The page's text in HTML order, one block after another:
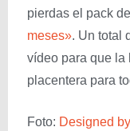
pierdas el pack
meses». Un total
vídeo para que la
placentera para
Foto: Designed